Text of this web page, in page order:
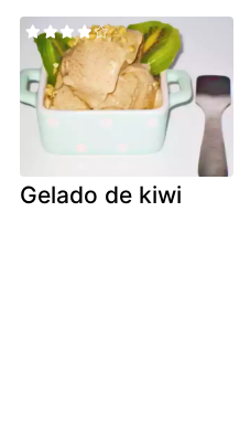
Gelado de kiwi